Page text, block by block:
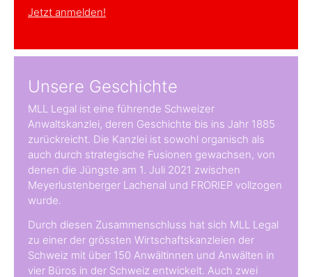
Jetzt anmelden!
Unsere Geschichte
MLL Legal ist eine führende Schweizer
Anwaltskanzlei, deren Geschichte bis ins Jahr 1885
zurückreicht. Die Kanzlei ist sowohl organisch als
auch durch strategische Fusionen gewachsen, von
denen die Jüngste am 1. Juli 2021 zwischen
Meyerlustenberger Lachenal und FRORIEP vollzogen
wurde.
Durch diesen Zusammenschluss hat sich MLL Legal
zu einer der grössten Wirtschaftskanzleien der
Schweiz mit über 150 Anwältinnen und Anwälten in
vier Büros in der Schweiz entwickelt. Auch zwei